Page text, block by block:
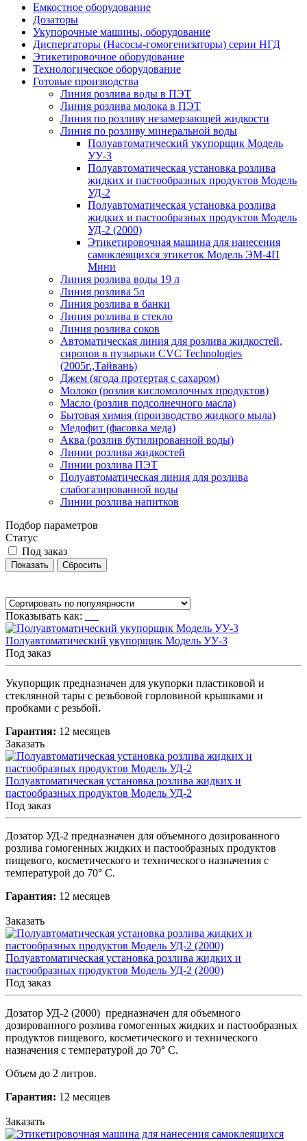
Емкостное оборудование
Дозаторы
Укупорочные машины, оборудование
Диспергаторы (Насосы-гомогенизаторы) серии НГД
Этикетировочное оборудование
Технологическое оборудование
Готовые производства
Линия розлива воды в ПЭТ
Линия розлива молока в ПЭТ
Линия по розливу незамерзающей жидкости
Линия по розливу минеральной воды
Полуавтоматический укупорщик Модель
УУ-3
Полуавтоматическая установка розлива
жидких и пастообразных продуктов Модель
УД-2
Полуавтоматическая установка розлива
жидких и пастообразных продуктов Модель
УД-2 (2000)
Этикетировочная машина для нанесения
самоклеящихся этикеток Модель ЭМ-4П
Мини
Линия розлива воды 19 л
Линия розлива 5л
Линия розлива в банки
Линия розлива в стекло
Линия розлива соков
Автоматическая линия для розлива жидкостей,
сиропов в пузырьки CVC Technologies
(2005г.,Тайвань)
Джем (ягода протертая с сахаром)
Молоко (розлив кисломолочных продуктов)
Масло (розлив подсолнечного масла)
Бытовая химия (производство жидкого мыла)
Медофит (фасовка меда)
Аква (розлив бутилированной воды)
Линии розлива жидкостей
Линии розлива ПЭТ
Полуавтоматическая линия для розлива
слабогазированной воды
Линии розлива напитков
Подбор параметров
Статус
Под заказ
Показывать как:
Полуавтоматический укупорщик Модель УУ-3
Под заказ
Укупорщик предназначен для укупорки пластиковой и
стеклянной тары с резьбовой горловиной крышками и
пробками с резьбой.
Гарантия: 12 месяцев
Заказать
Полуавтоматическая установка розлива жидких и
пастообразных продуктов Модель УД-2
Под заказ
Дозатор УД-2 предназначен для объемного дозированного
розлива гомогенных жидких и пастообразных продуктов
пищевого, косметического и технического назначения с
температурой до 70° С.
Гарантия: 12 месяцев
Заказать
Полуавтоматическая установка розлива жидких и
пастообразных продуктов Модель УД-2 (2000)
Под заказ
Дозатор УД-2 (2000) предназначен для объемного
дозированного розлива гомогенных жидких и пастообразных
продуктов пищевого, косметического и технического
назначения с температурой до 70° С.
Объем до 2 литров.
Гарантия: 12 месяцев
Заказать